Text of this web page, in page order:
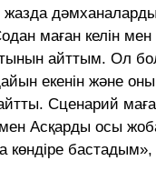
жазда
маған келін
айттым. Ол
екенін және
Сценарий
Асқарды осы
көндіре